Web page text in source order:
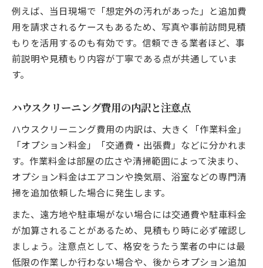
例えば、当日現場で「想定外の汚れがあった」と追加費
用を請求されるケースもあるため、写真や事前訪問見積
もりを活用するのも有効です。信頼できる業者ほど、事
前説明や見積もり内容が丁寧である点が共通していま
す。
ハウスクリーニング費用の内訳と注意点
ハウスクリーニング費用の内訳は、大きく「作業料金」
「オプション料金」「交通費・出張費」などに分かれま
す。作業料金は部屋の広さや清掃範囲によって決まり、
オプション料金はエアコンや換気扇、浴室などの専門清
掃を追加依頼した場合に発生します。
また、遠方地や駐車場がない場合には交通費や駐車料金
が加算されることがあるため、見積もり時に必ず確認し
ましょう。注意点として、格安をうたう業者の中には最
低限の作業しか行わない場合や、後からオプション追加